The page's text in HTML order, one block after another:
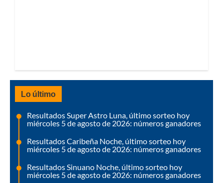
Lo último
Resultados Super Astro Luna, último sorteo hoy
miércoles 5 de agosto de 2026: números ganadores
Resultados Caribeña Noche, último sorteo hoy
miércoles 5 de agosto de 2026: números ganadores
Resultados Sinuano Noche, último sorteo hoy
miércoles 5 de agosto de 2026: números ganadores